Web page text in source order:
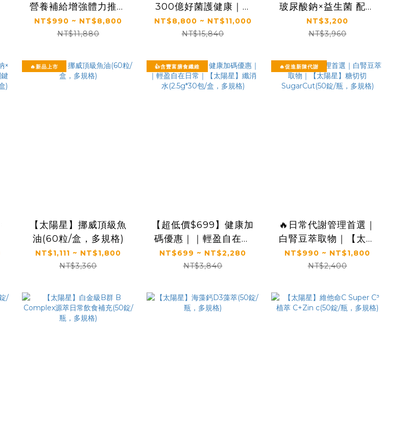
營養補給增強體力推薦
｜【太陽星】全效乳鐵
蛋白(3g*30包/盒，多
NT$990 ~ NT$8,800
NT$11,880
300億好菌護健康｜✅
正品保證｜【太陽星】
全效克菲爾益生菌雙效
格)
NT$8,800 ~ NT$11,000
NT$15,840
玻尿酸鈉×益生菌 配方
升級｜【太陽星】關鍵
行動益生菌二盒組
NT$3,200
NT$3,960
🔥新品上市
【太陽星】挪威頂級魚
油(60粒/盒，多規格)
NT$1,111 ~ NT$1,800
NT$3,360
👍含豐富膳食纖維
【超低價$699】健康加
碼優惠｜｜輕盈自在日
常｜【太陽星】纖消水
(2.5g*30包/盒，多規
NT$699 ~ NT$2,280
NT$3,840
🔥促進新陳代謝
🔥日常代謝管理首選｜
白腎豆萃取物｜【太陽
星】糖切切
SugarCut(50錠/瓶，
NT$990 ~ NT$1,800
NT$2,400